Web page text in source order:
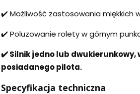
✔️ Możliwość zastosowania miękkich
✔️ Poluzowanie rolety w górnym
✔️ Silnik jedno lub dwukierunkowy,
posiadanego pilota.
Specyfikacja techniczna